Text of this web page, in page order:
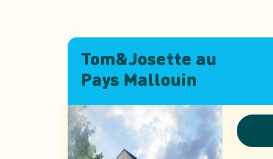
Tom&Josette au
Pays Mallouin